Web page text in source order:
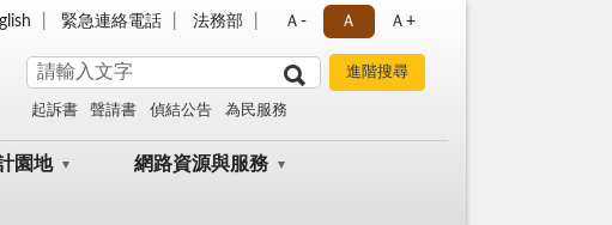
緊急連絡電話 法務部 Ａ- Ａ Ａ+
起訴書 聲請書 偵結公告 為民服務
園地 網路資源與服務